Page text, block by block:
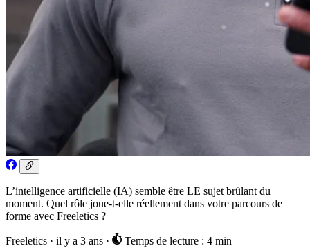
L’intelligence artificielle (IA) semble être LE sujet brûlant du
moment. Quel rôle joue-t-elle réellement dans votre parcours de
forme avec Freeletics ?
Freeletics · il y a 3 ans · Temps de lecture : 4 min